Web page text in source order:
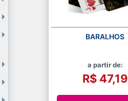
BARALHOS
a partir de:
R$ 47,19